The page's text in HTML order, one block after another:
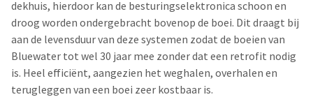
dekhuis, hierdoor kan de besturingselektronica schoon en
droog worden ondergebracht bovenop de boei. Dit draagt bij
aan de levensduur van deze systemen zodat de boeien van
Bluewater tot wel 30 jaar mee zonder dat een retrofit nodig
is. Heel efficiënt, aangezien het weghalen, overhalen en
terugleggen van een boei zeer kostbaar is.